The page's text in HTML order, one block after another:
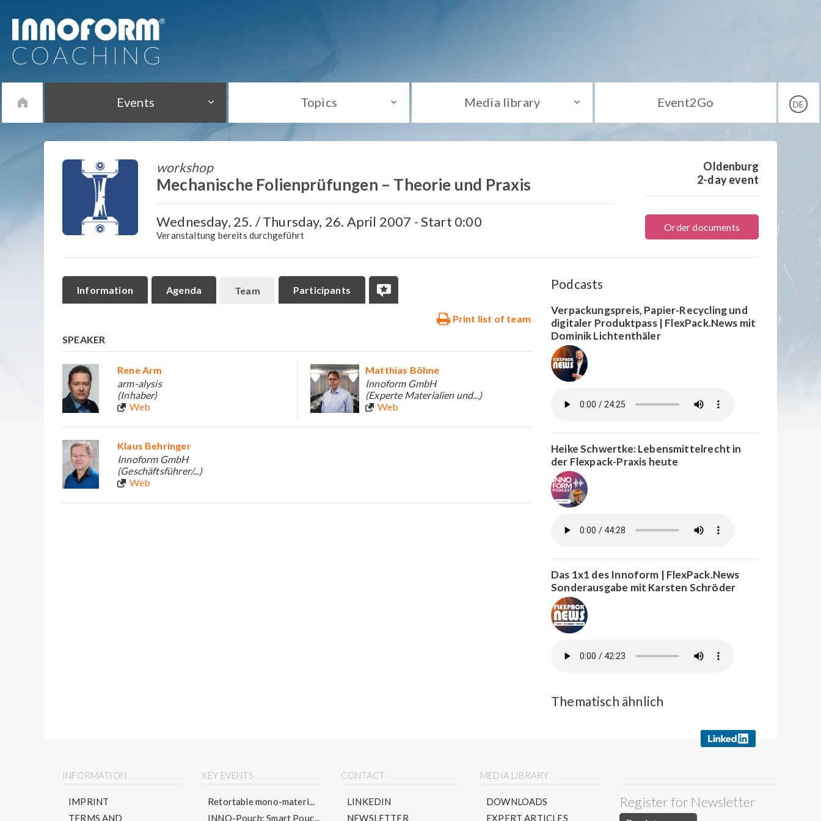
Events Topics Media library Event2Go DE
workshop
Mechanische Folienprüfungen – Theorie und Praxis
Wednesday, 25. / Thursday, 26. April 2007 - Start 0:00
Veranstaltung bereits durchgeführt
Oldenburg
2-day event
Order documents
Information Agenda Team Participants
Print list of team
SPEAKER
Rene Arm
arm-alysis
(Inhaber)
Web
Matthias Böhne
Innoform GmbH
(Experte Materialien und...)
Web
Klaus Behringer
Innoform GmbH
(Geschäftsführer/...)
Web
Podcasts
Verpackungspreis, Papier-Recycling und
digitaler Produktpass | FlexPack.News mit
Dominik Lichtenthäler
Heike Schwertke: Lebensmittelrecht in
der Flexpack-Praxis heute
Das 1x1 des Innoform | FlexPack.News
Sonderausgabe mit Karsten Schröder
Thematisch ähnlich
INFORMATION
IMPRINT
TERMS AND
KEY EVENTS
Retortable mono-materi...
INNO-Pouch: Smart Pouc...
CONTACT
LINKEDIN
NEWSLETTER
MEDIA LIBRARY
DOWNLOADS
EXPERT ARTICLES
Register for Newsletter